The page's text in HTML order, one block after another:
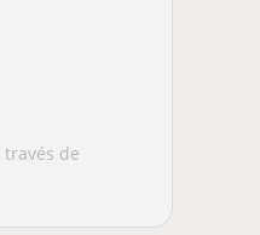
de